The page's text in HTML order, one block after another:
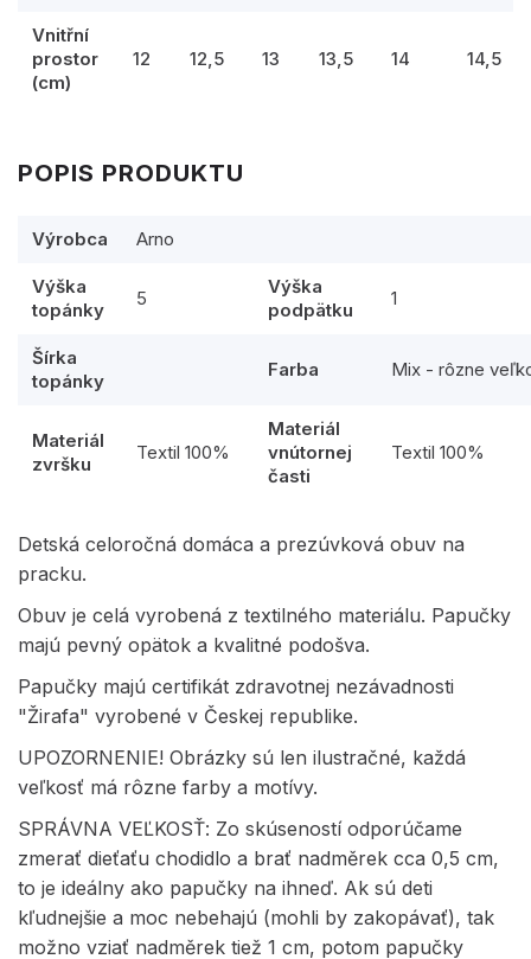
Vnitřní
prostor
(cm)
12 12,5 13 13,5 14 14,5
POPIS PRODUKTU
Výrobca Arno
Výška
topánky
5
Výška
podpätku
1
Šírka
topánky
Farba Mix - rôzne
Materiál
zvršku
Textil 100%
Materiál
vnútornej
časti
Textil 100%
Detská celoročná domáca a prezúvková obuv na
pracku.
Obuv je celá vyrobená z textilného materiálu. Papučky
majú pevný opätok a kvalitné podošva.
Papučky majú certifikát zdravotnej nezávadnosti
"Žirafa" vyrobené v Českej republike.
UPOZORNENIE! Obrázky sú len ilustračné, každá
veľkosť má rôzne farby a motívy.
SPRÁVNA VEĽKOSŤ: Zo skúseností odporúčame
zmerať dieťaťu chodidlo a brať nadměrek cca 0,5 cm,
to je ideálny ako papučky na ihneď. Ak sú deti
kľudnejšie a moc nebehajú (mohli by zakopávať), tak
možno vziať nadměrek tiež 1 cm, potom papučky